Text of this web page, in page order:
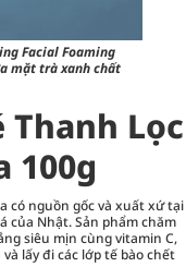
Facial Foaming
mặt trà xanh chất
Thanh Lọc
100g
có nguồn gốc và xuất xứ tại
của Nhật. Sản phẩmchăm
siêu mịn cùng vitamin C,
lấy đi các lớp tế bào chết